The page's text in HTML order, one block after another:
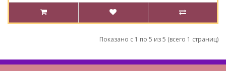
Показано с 1 по 5 из 5 (всего 1 страниц)